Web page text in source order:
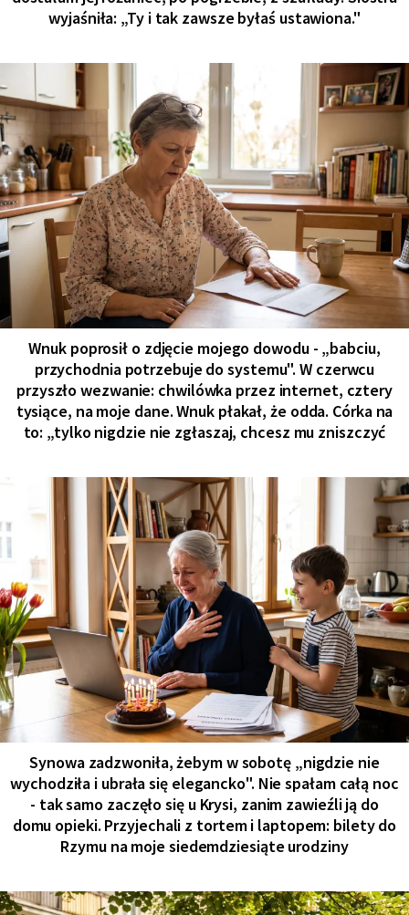
wyjaśniła: „Ty i tak zawsze byłaś ustawiona."
Wnuk poprosił o zdjęcie mojego dowodu - „babciu,
przychodnia potrzebuje do systemu". W czerwcu
przyszło wezwanie: chwilówka przez internet, cztery
tysiące, na moje dane. Wnuk płakał, że odda. Córka na
to: „tylko nigdzie nie zgłaszaj, chcesz mu zniszczyć
Synowa zadzwoniła, żebym w sobotę „nigdzie nie
wychodziła i ubrała się elegancko". Nie spałam całą noc
- tak samo zaczęło się u Krysi, zanim zawieźli ją do
domu opieki. Przyjechali z tortem i laptopem: bilety do
Rzymu na moje siedemdziesiąte urodziny